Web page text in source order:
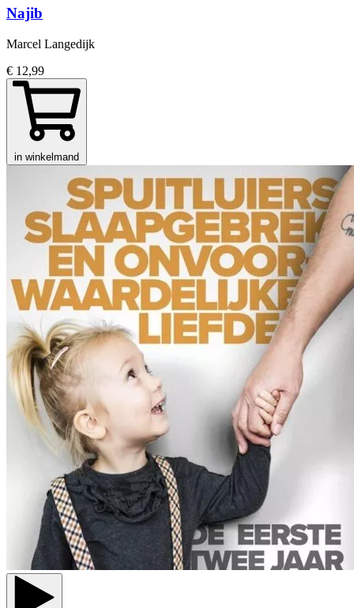
Najib
Marcel Langedijk
€ 12,99
in winkelmand